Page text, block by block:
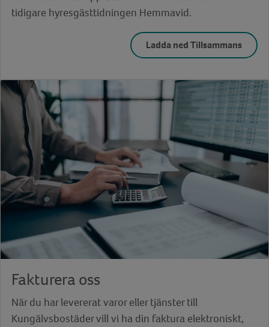
tidigare hyresgästtidningen Hemmavid.
Ladda ned Tillsammans
Fakturera oss
När du har levererat varor eller tjänster till
Kungälvsbostäder vill vi ha din faktura elektroniskt,